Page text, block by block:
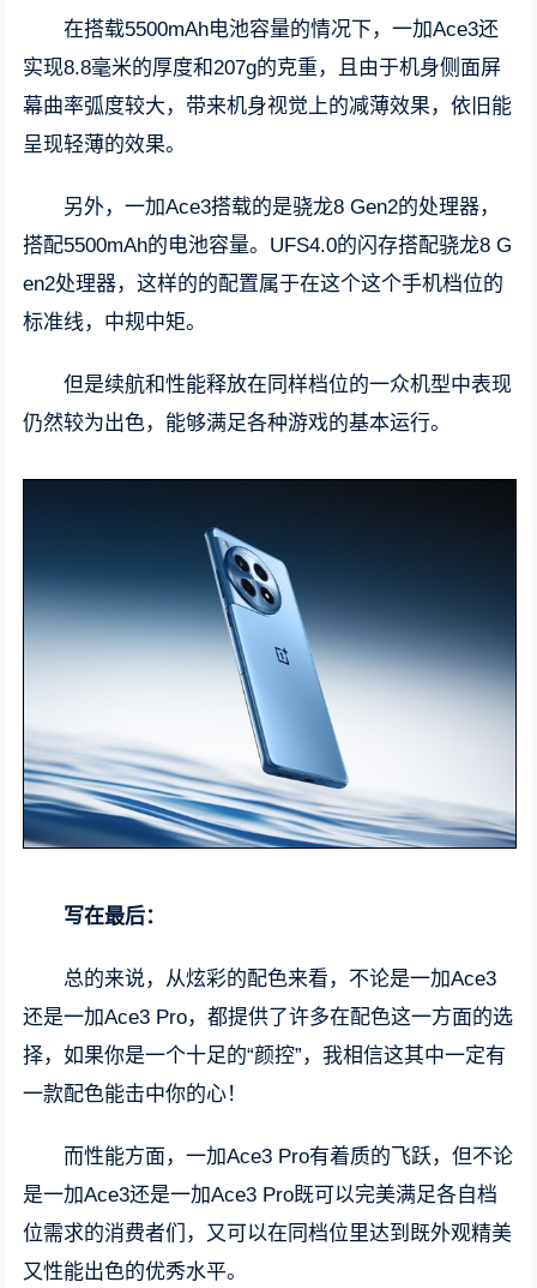
在搭载5500mAh电池容量的情况下，一加Ace3还
实现8.8毫米的厚度和207g的克重，且由于机身侧面屏
幕曲率弧度较大，带来机身视觉上的减薄效果，依旧能
呈现轻薄的效果。
另外，一加Ace3搭载的是骁龙8 Gen2的处理器，
搭配5500mAh的电池容量。UFS4.0的闪存搭配骁龙8 G
en2处理器，这样的的配置属于在这个这个手机档位的
标准线，中规中矩。
但是续航和性能释放在同样档位的一众机型中表现
仍然较为出色，能够满足各种游戏的基本运行。
写在最后：
总的来说，从炫彩的配色来看，不论是一加Ace3
还是一加Ace3 Pro，都提供了许多在配色这一方面的选
择，如果你是一个十足的“颜控”，我相信这其中一定有
一款配色能击中你的心！
而性能方面，一加Ace3 Pro有着质的飞跃，但不论
是一加Ace3还是一加Ace3 Pro既可以完美满足各自档
位需求的消费者们，又可以在同档位里达到既外观精美
又性能出色的优秀水平。